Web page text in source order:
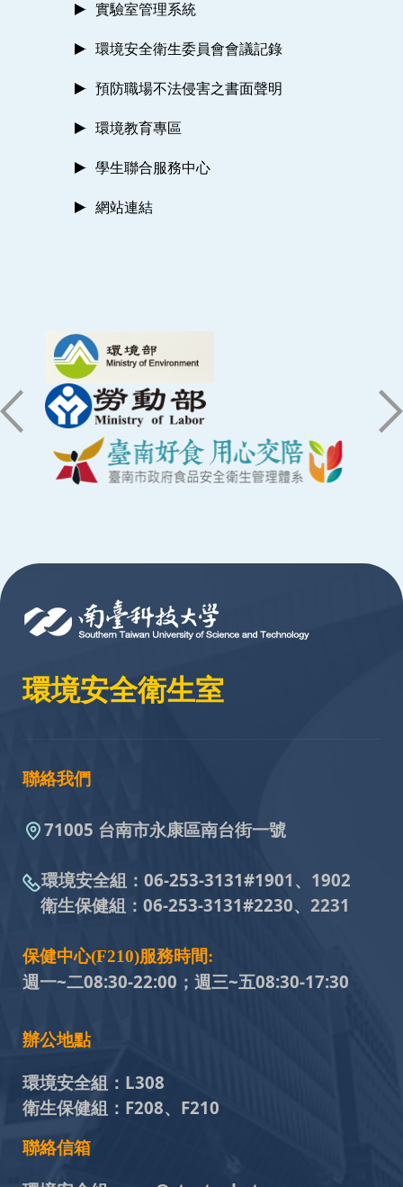
實驗室管理系統
環境安全衛生委員會會議記錄
預防職場不法侵害之書面聲明
環境教育專區
學生聯合服務中心
網站連結
環境安全衛生室
聯絡我們
71005 台南市永康區南台街一號
環境安全組： 06-253-3131#1901、1902
衛生保健組： 06-253-3131#2230、2231
保健中心(F210)服務時間:
週一~二08:30-22:00；週三~五08:30-17:30
辦公地點
環境安全組： L308
衛生保健組： F208、F210
聯絡信箱